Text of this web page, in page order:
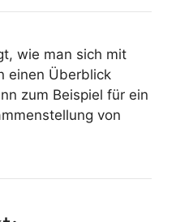
wie man sich mit
einen Überblick
zum Beispiel für ein
von